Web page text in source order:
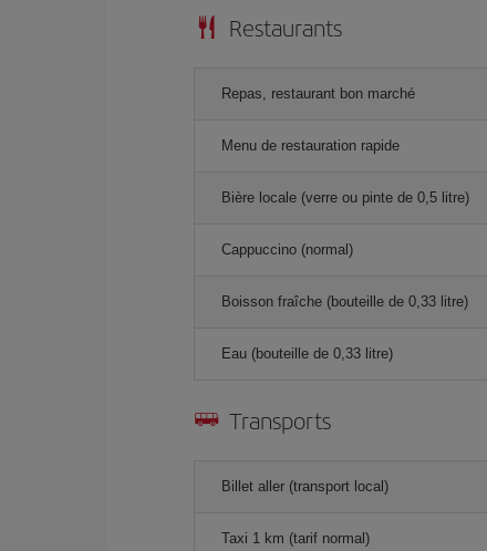
Restaurants
Repas, restaurant bon marché
Menu de restauration rapide
Bière locale (verre ou pinte de 0,5 litre)
Cappuccino (normal)
Boisson fraîche (bouteille de 0,33 litre)
Eau (bouteille de 0,33 litre)
Transports
Billet aller (transport local)
Taxi 1 km (tarif normal)